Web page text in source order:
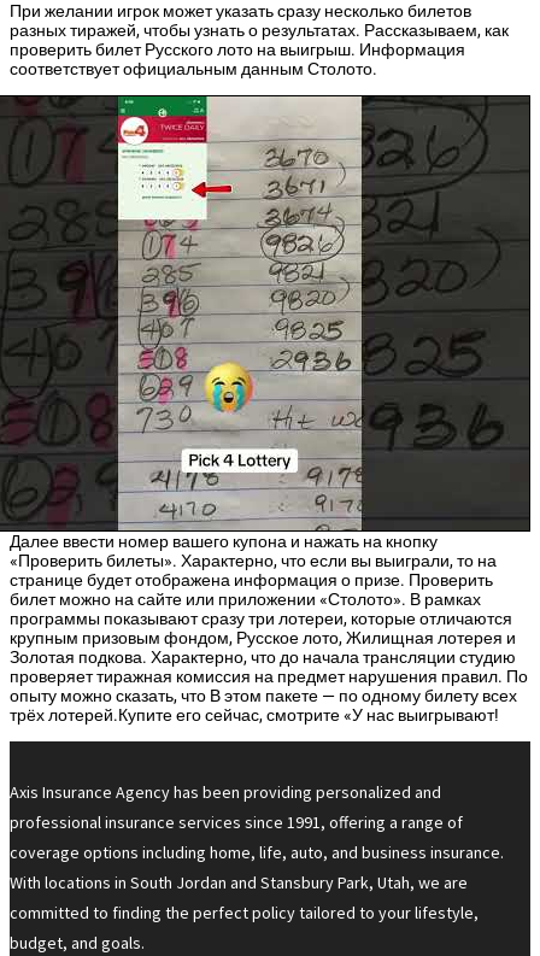
При желании игрок может указать сразу несколько билетов
разных тиражей, чтобы узнать о результатах. Рассказываем, как
проверить билет Русского лото на выигрыш. Информация
соответствует официальным данным Столото.
Далее ввести номер вашего купона и нажать на кнопку
«Проверить билеты». Характерно, что если вы выиграли, то на
странице будет отображена информация о призе. Проверить
билет можно на сайте или приложении «Столото». В рамках
программы показывают сразу три лотереи, которые отличаются
крупным призовым фондом, Русское лото, Жилищная лотерея и
Золотая подкова. Характерно, что до начала трансляции студию
проверяет тиражная комиссия на предмет нарушения правил. По
опыту можно сказать, что В этом пакете — по одному билету всех
трёх лотерей.Купите его сейчас, смотрите «У нас выигрывают!
Axis Insurance Agency has been providing personalized and
professional insurance services since 1991, offering a range of
coverage options including home, life, auto, and business insurance.
With locations in South Jordan and Stansbury Park, Utah, we are
committed to finding the perfect policy tailored to your lifestyle,
budget, and goals.